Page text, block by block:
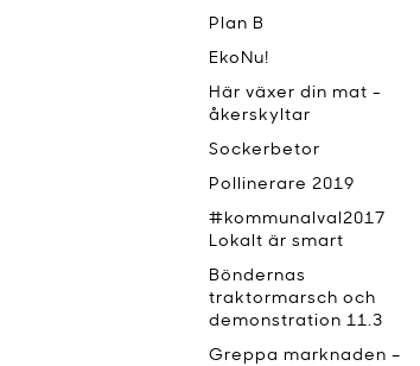
Plan B
EkoNu!
Här växer din mat -
åkerskyltar
Sockerbetor
Pollinerare 2019
#kommunalval2017
Lokalt är smart
Böndernas
traktormarsch och
demonstration 11.3
Greppa marknaden –